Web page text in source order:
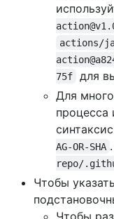
actions/
75f
для
Для
процесса
синтаксис
AG-OR-SHA
repo/
Чтобы
Чтобы